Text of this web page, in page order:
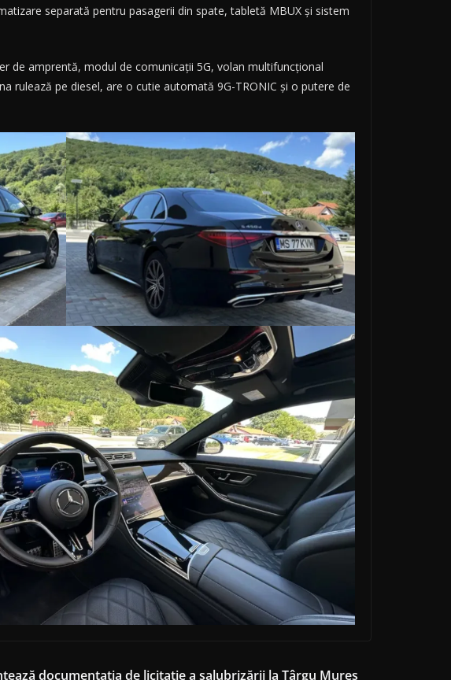
separată pentru pasagerii din spate, tabletă MBUX și sistem
de amprentă, modul de comunicații 5G, volan multifuncțional
rulează pe diesel, are o cutie automată 9G-TRONIC și o putere de
documentația de licitație a salubrizării la Târgu Mureș